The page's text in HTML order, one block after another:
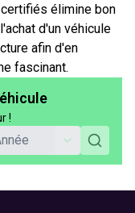
élimine bon
d'un véhicule
afin d'en
fascinant.
!